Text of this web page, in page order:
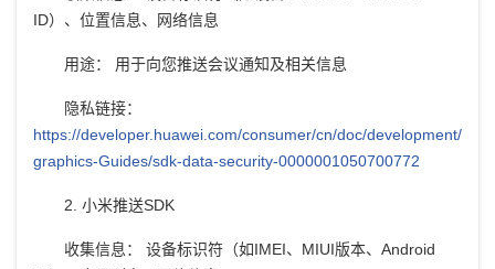
ID）、位置信息、网络信息
用途： 用于向您推送会议通知及相关信息
隐私链接：
https://developer.huawei.com/consumer/cn/doc/development/
graphics-Guides/sdk-data-security-0000001050700772
2. 小米推送SDK
收集信息： 设备标识符（如IMEI、MIUI版本、Android